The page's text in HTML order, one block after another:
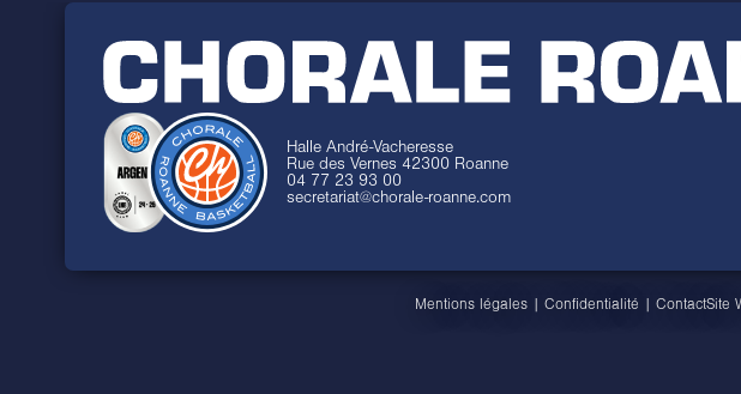
Halle André-Vacheresse
Rue des Vernes 42300 Roanne
04 77 23 93 00
secretariat@chorale-roanne.com
Mentions légales | Confidentialité | ContactSite